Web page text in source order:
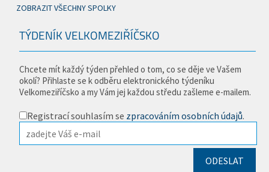
ZOBRAZIT VŠECHNY SPOLKY
TÝDENÍK VELKOMEZIŘÍČSKO
Chcete mít každý týden přehled o tom, co se děje ve Vašem
okolí? Přihlaste se k odběru elektronického týdeníku
Velkomeziříčsko a my Vám jej každou středu zašleme e-mailem.
Registrací souhlasím se zpracováním osobních údajů.